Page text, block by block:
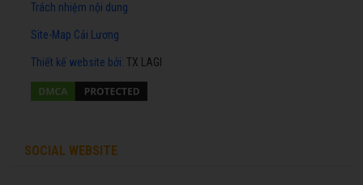
Trách nhiệm nội dung
Site-Map Cải Lương
Thiết kế website bởi: TX LAGI
SOCIAL WEBSITE